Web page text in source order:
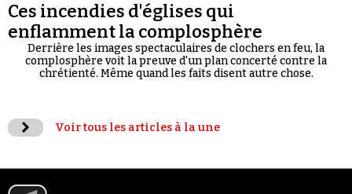
Ces incendies d'églises qui
enflamment la complosphère
Derrière les images spectaculaires de clochers en feu, la
complosphère voit la preuve d'un plan concerté contre la
chrétienté. Même quand les faits disent autre chose.
Voir tous les articles à la une